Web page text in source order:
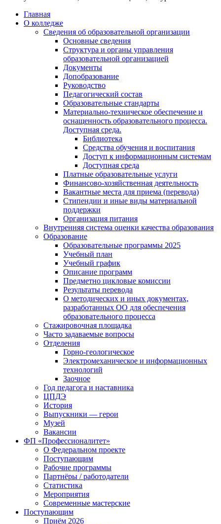
Главная
О колледже
Сведения об образовательной организации
Основные сведения
Структура и органы управления
образовательной организацией
Документы
Допобразование
Руководство
Педагогический состав
Образовательные стандарты
Материально-техническое обеспечение и
оснащенность образовательного процесса.
Доступная среда.
Библиотека
Средства обучения и воспитания
Доступ к информационным системам
Доступная среда
Платные образовательные услуги
Финансово-хозяйственная деятельность
Вакантные места для приема (перевода)
Стипендии и иные виды материальной
поддержки
Организация питания
Внутренняя система оценки качества образования
Образование
Образовательные программы 2025
Учебный план
Учебный график
Описание программ
Предметно цикловые комиссии
Результаты перевода
О методических и иных документах,
разработанных ОО для обеспечения
образовательного процесса
Стажировочная площадка
Часто задаваемые вопросы
Отделения
Горно-геологическое
Электромеханическое и информационных
технологий
Заочное
Год педагога и наставника
ЦПДЭ
История
Выпускники — герои
Музей
Вакансии
ФП «Профессионалитет»
О Федеральном проекте
Поступающим
Рабочие программы
Партнёры / работодатели
Статистика
Мероприятия
Современные мастерские
Поступающим
Приём 2026